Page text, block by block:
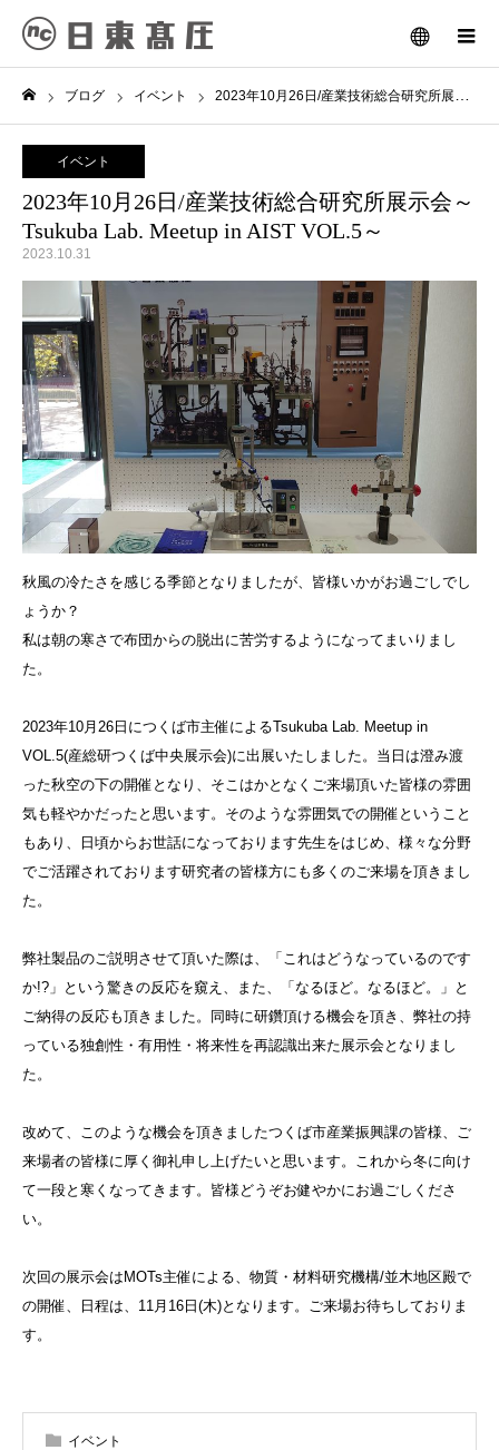
メニュー
ブログ イベント 2023年10月26日/産業技術総合研究所展示会～Tsukuba Lab. Meetup in AIST VOL.5～
イベント
2023年10月26日/産業技術総合研究所展示会～
Tsukuba Lab. Meetup in AIST VOL.5～
2023.10.31
秋風の冷たさを感じる季節となりましたが、皆様いかがお過ごしでし
ょうか？
私は朝の寒さで布団からの脱出に苦労するようになってまいりまし
た。
2023年10月26日につくば市主催によるTsukuba Lab. Meetup in
VOL.5(産総研つくば中央展示会)に出展いたしました。当日は澄み渡
った秋空の下の開催となり、そこはかとなくご来場頂いた皆様の雰囲
気も軽やかだったと思います。そのような雰囲気での開催ということ
もあり、日頃からお世話になっております先生をはじめ、様々な分野
でご活躍されております研究者の皆様方にも多くのご来場を頂きまし
た。
弊社製品のご説明させて頂いた際は、「これはどうなっているのです
か!?」という驚きの反応を窺え、また、「なるほど。なるほど。」と
ご納得の反応も頂きました。同時に研鑽頂ける機会を頂き、弊社の持
っている独創性・有用性・将来性を再認識出来た展示会となりまし
た。
改めて、このような機会を頂きましたつくば市産業振興課の皆様、ご
来場者の皆様に厚く御礼申し上げたいと思います。これから冬に向け
て一段と寒くなってきます。皆様どうぞお健やかにお過ごしくださ
い。
次回の展示会はMOTs主催による、物質・材料研究機構/並木地区殿で
の開催、日程は、11月16日(木)となります。ご来場お待ちしておりま
す。
イベント